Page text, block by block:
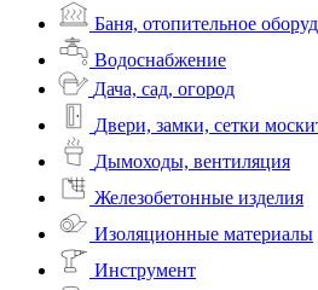
Баня, отопительное
Водоснабжение
Дача, сад, огород
Двери, замки, сетки
Дымоходы, вентиляция
Железобетонные изделия
Изоляционные материалы
Инструмент